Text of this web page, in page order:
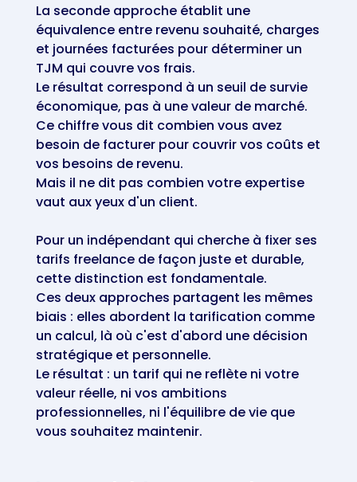
La seconde approche établit une
équivalence entre revenu souhaité, charges
et journées facturées pour déterminer un
TJM qui couvre vos frais.
Le résultat correspond à un seuil de survie
économique, pas à une valeur de marché.
Ce chiffre vous dit combien vous avez
besoin de facturer pour couvrir vos coûts et
vos besoins de revenu.
Mais il ne dit pas combien votre expertise
vaut aux yeux d'un client.
Pour un indépendant qui cherche à fixer ses
tarifs freelance de façon juste et durable,
cette distinction est fondamentale.
Ces deux approches partagent les mêmes
biais : elles abordent la tarification comme
un calcul, là où c'est d'abord une décision
stratégique et personnelle.
Le résultat : un tarif qui ne reflète ni votre
valeur réelle, ni vos ambitions
professionnelles, ni l'équilibre de vie que
vous souhaitez maintenir.